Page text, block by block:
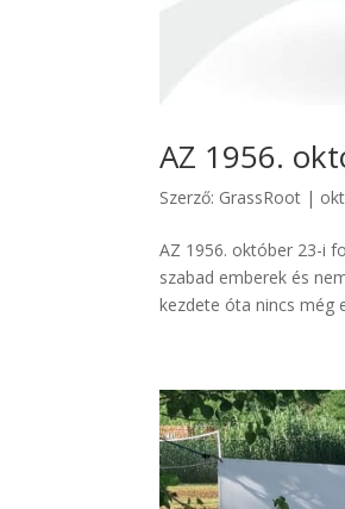
AZ 1956.
Szerző: GrassRoot |
AZ 1956. október 23-i
szabad emberek és
kezdete óta nincs még